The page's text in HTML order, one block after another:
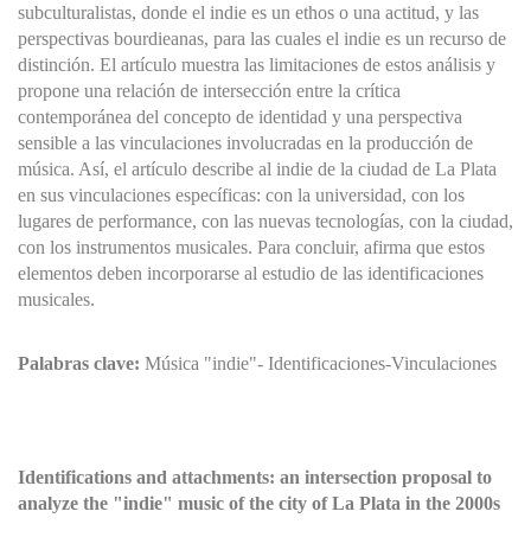
subculturalistas, donde el indie es un ethos o una actitud, y las
perspectivas bourdieanas, para las cuales el indie es un recurso de
distinción. El artículo muestra las limitaciones de estos análisis y
propone una relación de intersección entre la crítica
contemporánea del concepto de identidad y una perspectiva
sensible a las vinculaciones involucradas en la producción de
música. Así, el artículo describe al indie de la ciudad de La Plata
en sus vinculaciones específicas: con la universidad, con los
lugares de performance, con las nuevas tecnologías, con la ciudad,
con los instrumentos musicales. Para concluir, afirma que estos
elementos deben incorporarse al estudio de las identificaciones
musicales.
Palabras clave: Música "indie"- Identificaciones-Vinculaciones
Identifications and attachments: an intersection proposal to
analyze the "indie" music of the city of La Plata in the 2000s